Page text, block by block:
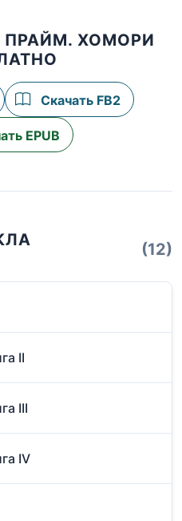
ПРАЙМ. ХОМОРИ
Скачать FB2
EPUB
(12)
II
III
IV